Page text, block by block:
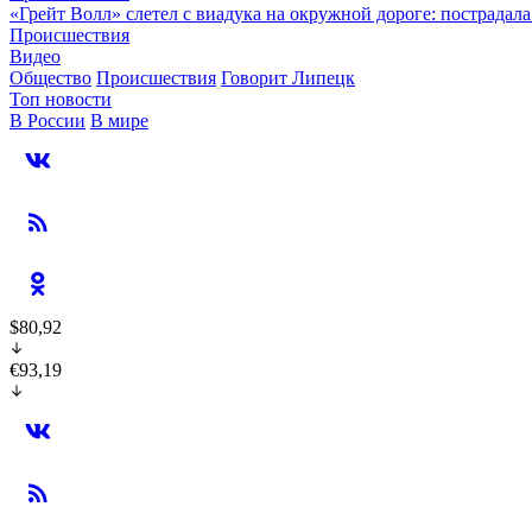
«Грейт Волл» слетел с виадука на окружной дороге:
Происшествия
Видео
Общество Происшествия Говорит Липецк
Топ новости
В России В мире
$80,92
€93,19